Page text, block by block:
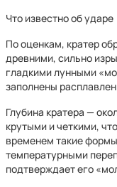
Что известно об ударе
По оценкам, кратер
древними, сильно
гладкими лунными
заполнены
Глубина кратера —
крутыми и четкими,
временем такие
температурными
подтверждает его